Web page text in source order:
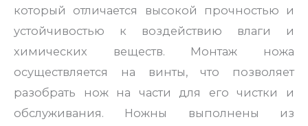
который отличается высокой прочностью и
устойчивостью к воздействию влаги и
химических веществ. Монтаж ножа
осуществляется на винты, что позволяет
разобрать нож на части для его чистки и
обслуживания. Ножны выполнены из